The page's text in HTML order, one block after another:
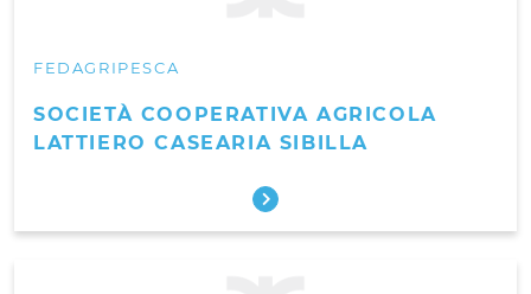
FEDAGRIPESCA
SOCIETÀ COOPERATIVA AGRICOLA
LATTIERO CASEARIA SIBILLA